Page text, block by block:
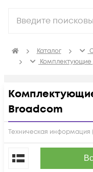
Каталог
Broadcom
Техническая информация (
По